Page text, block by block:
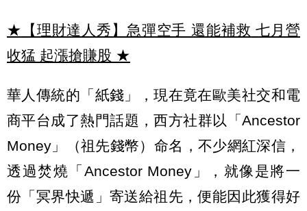
★【理財達人秀】急彈空手 還能補救 七月營
收猛 起漲搶賺股 ★
華人傳統的「紙錢」，現在竟在歐美社交和電
商平台成了熱門話題，西方社群以「Ancestor
Money」（祖先錢幣）命名，不少網紅深信，
透過焚燒「Ancestor Money」，就像是將一
份「冥界快遞」寄送給祖先，便能因此獲得好